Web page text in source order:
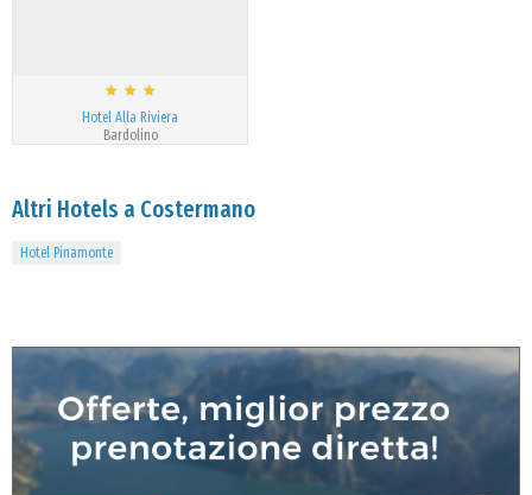
Hotel Alla Riviera
Bardolino
Altri Hotels a Costermano
Hotel Pinamonte